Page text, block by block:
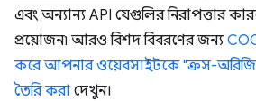
এবং অন্যান্য API যেগুলির নিরাপত্তার
প্রয়োজন৷ আরও বিশদ বিবরণের জন্য
করে আপনার ওয়েবসাইটকে "ক্রস-
তৈরি করা দেখুন।